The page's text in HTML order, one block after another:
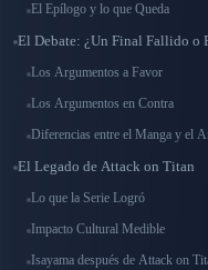
El Epílogo y lo que Queda
El Debate: ¿Un Final Fallido o
Los Argumentos a Favor
Los Argumentos en Contra
Diferencias entre el Manga y el
El Legado de Attack on Titan
Lo que la Serie Logró
Impacto Cultural Medible
Isayama después de Attack on